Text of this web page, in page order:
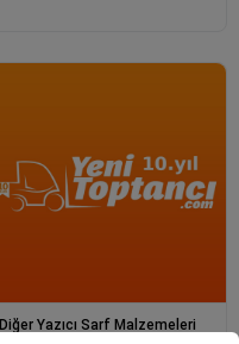
Diğer Yazıcı Sarf Malzemeleri